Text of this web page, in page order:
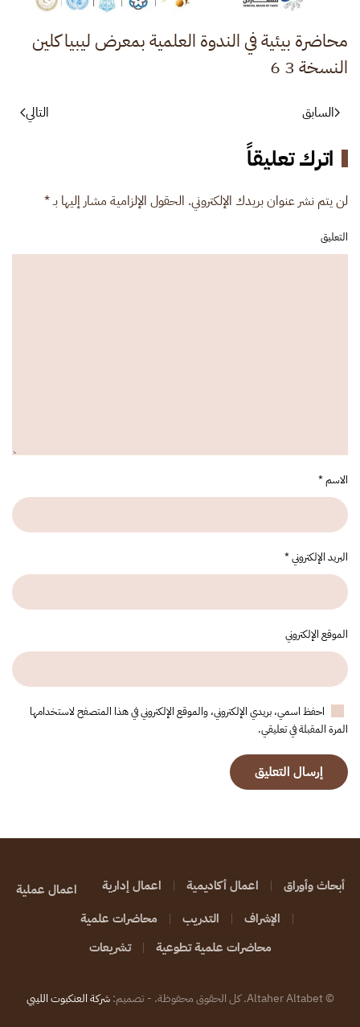
محاضرة بيئية في الندوة العلمية بمعرض ليبيا كلين
النسخة 3 6
السابق التالي
اترك تعليقاً
لن يتم نشر عنوان بريدك الإلكتروني. الحقول الإلزامية مشار إليها بـ*
التعليق
الاسم*
البريد الإلكتروني*
الموقع الإلكتروني
احفظ اسمي، بريدي الإلكتروني، والموقع الإلكتروني في هذا المتصفح لاستخدامها
المرة المقبلة في تعليقي.
إرسال التعليق
أبحاث وأوراق اعمال أكاديمية اعمال إدارية
اعمال عملية
الإشراف
التدريب
محاضرات علمية
محاضرات علمية تطوعية
تشريعات
©Altaher Altabet. كل الحقوق محفوظة. - تصميم: شركة العنكبوت الليبي